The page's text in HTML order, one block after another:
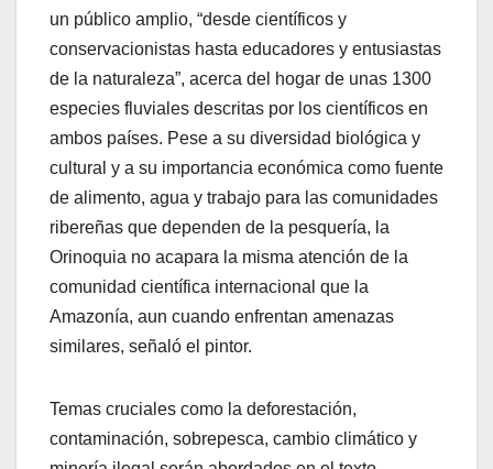
un público amplio, “desde científicos y
conservacionistas hasta educadores y entusiastas
de la naturaleza”, acerca del hogar de unas 1300
especies fluviales descritas por los científicos en
ambos países. Pese a su diversidad biológica y
cultural y a su importancia económica como fuente
de alimento, agua y trabajo para las comunidades
ribereñas que dependen de la pesquería, la
Orinoquia no acapara la misma atención de la
comunidad científica internacional que la
Amazonía, aun cuando enfrentan amenazas
similares, señaló el pintor.
Temas cruciales como la deforestación,
contaminación, sobrepesca, cambio climático y